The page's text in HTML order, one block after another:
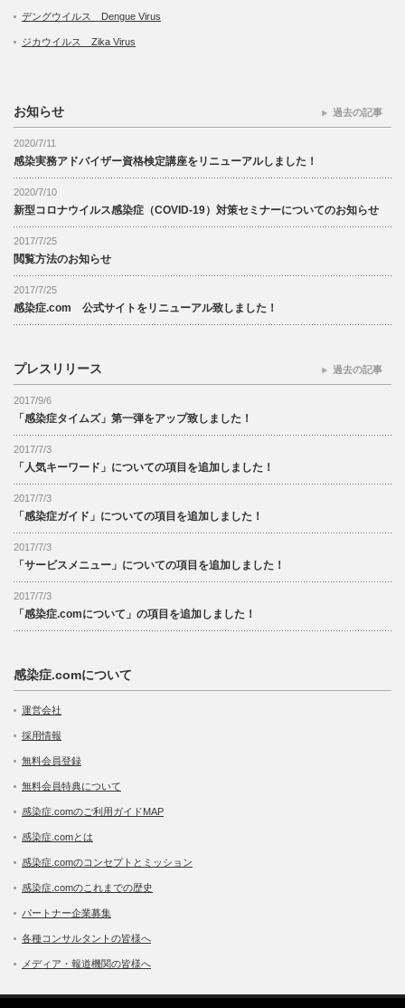
デングウイルス Dengue Virus
ジカウイルス Zika Virus
お知らせ
2020/7/11
感染実務アドバイザー資格検定講座をリニューアルしました！
2020/7/10
新型コロナウイルス感染症（COVID-19）対策セミナーについてのお知らせ
2017/7/25
閲覧方法のお知らせ
2017/7/25
感染症.com 公式サイトをリニューアル致しました！
過去の記事
プレスリリース
2017/9/6
「感染症タイムズ」第一弾をアップ致しました！
2017/7/3
「人気キーワード」についての項目を追加しました！
2017/7/3
「感染症ガイド」についての項目を追加しました！
2017/7/3
「サービスメニュー」についての項目を追加しました！
2017/7/3
「感染症.comについて」の項目を追加しました！
過去の記事
感染症.comについて
運営会社
採用情報
無料会員登録
無料会員特典について
感染症.comのご利用ガイドMAP
感染症.comとは
感染症.comのコンセプトとミッション
感染症.comのこれまでの歴史
パートナー企業募集
各種コンサルタントの皆様へ
メディア・報道機関の皆様へ